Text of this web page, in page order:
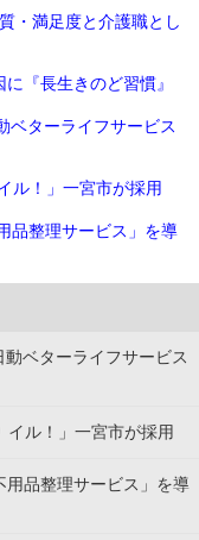
・満足度と介護職とし
『長生きのど習慣』
ベターライフサービス
ル！」一宮市が採用
品整理サービス」を導
ベターライフサービス
イル！」一宮市が採用
用品整理サービス」を導